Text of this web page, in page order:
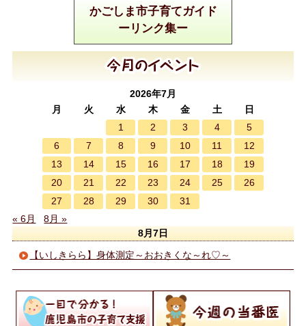
かごしま市子育てガイド
ーリンク集ー
2026年7月
月
火 水 木 金 土
日
1
2 3 4
5
6
7 8 9 10 11
12
13
14 15 16 17 18
19
20
21 22 23 24 25
26
27
28 29 30
31
« 6月
8月 »
8月7日
【いしきらら】身体測定～おおきくな～れ♡～